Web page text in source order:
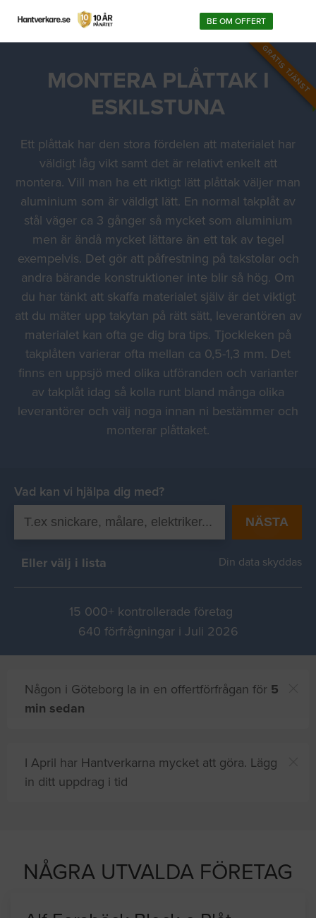
BE OM OFFERT
GRATIS TJÄNST
MONTERA PLÅTTAK I
ESKILSTUNA
Ett plåttak har den stora fördelen att materialet har
väldigt låg vikt samt det är relativt enkelt att
montera. Vill man ha ett riktigt lätt plåttak väljer man
aluminium som är väldigt lätt. En normal takplåt av
stål väger ca 3 gånger så mycket som aluminium
men är ändå mycket lättare än ett tak av tegel
exempelvis. Det gör att påfrestning på takstolar och
andra bärande konstruktioner inte blir så hög. Om
du har tänkt att skaffa materialet själv är det viktigt
att du mäter upp takytan på rätt sätt, leverantören av
materialet kan ofta ge dig bra tips. Tjockleken på
takplåten varierar ofta mellan ca 0,5-1,3 mm. Det
finns en uppsjö med olika utföranden och varianter
av takplåt idag så kolla runt bland många olika
leverantörer och välj noga innan ni bestämmer och
monterar plåttaket.
Vad kan vi hjälpa dig med?
NÄSTA
Eller välj i lista Din data skyddas
15 000+ kontrollerade företag
640 förfrågningar i Juli 2026
Någon i Göteborg la in en offertförfrågan för 5
min sedan
I April har Hantverkarna mycket att göra. Lägg
in ditt uppdrag i tid